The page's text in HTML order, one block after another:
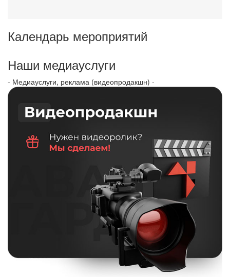
Календарь мероприятий
Наши медиауслуги
- Медиауслуги, реклама (видеопродакшн) -